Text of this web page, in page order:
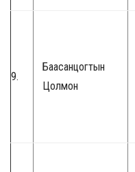
9.
Баасанцогтын
Цолмон